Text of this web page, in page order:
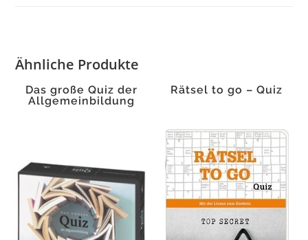
Ähnliche Produkte
Das große Quiz der
Allgemeinbildung
Rätsel to go – Quiz